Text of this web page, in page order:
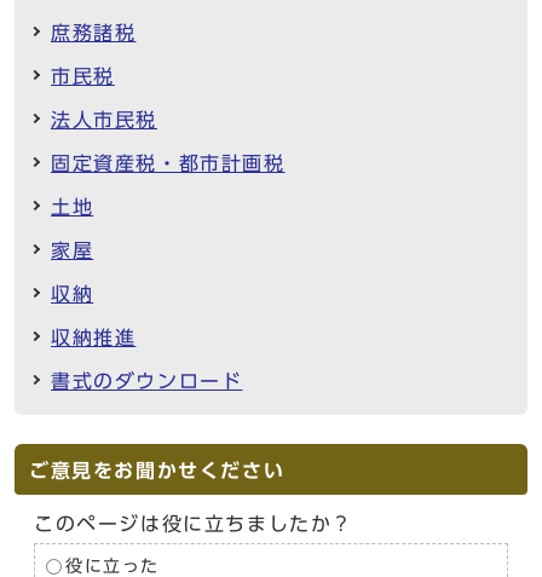
庶務諸税
市民税
法人市民税
固定資産税・都市計画税
土地
家屋
収納
収納推進
書式のダウンロード
ご意見をお聞かせください
このページは役に立ちましたか？
役に立った